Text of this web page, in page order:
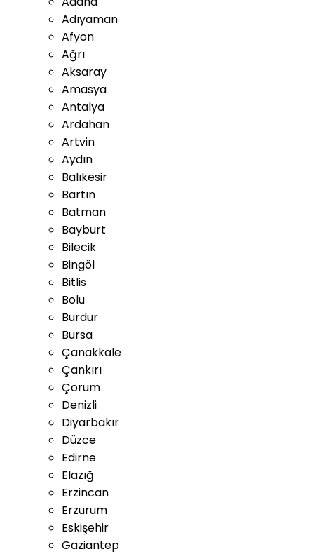
Adıyaman
Afyon
Ağrı
Aksaray
Amasya
Antalya
Ardahan
Artvin
Aydın
Balıkesir
Bartın
Batman
Bayburt
Bilecik
Bingöl
Bitlis
Bolu
Burdur
Bursa
Çanakkale
Çankırı
Çorum
Denizli
Diyarbakır
Düzce
Edirne
Elazığ
Erzincan
Erzurum
Eskişehir
Gaziantep